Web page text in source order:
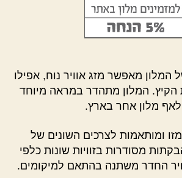
המלון מאפשר מזג אוויר נוח, אפילו
הקיץ. המלון מתהדר במראה מיוחד
לאף מלון אחר בארץ.
ומותאמות לצרכים השונים של
מסודרות בזוויות שונות כלפי
החדר משתנה בהתאם למיקומים.